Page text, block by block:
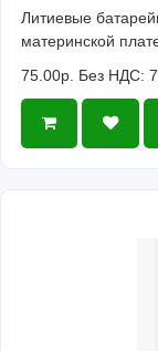
Литиевые
материнской
75.00р. Без НДС: